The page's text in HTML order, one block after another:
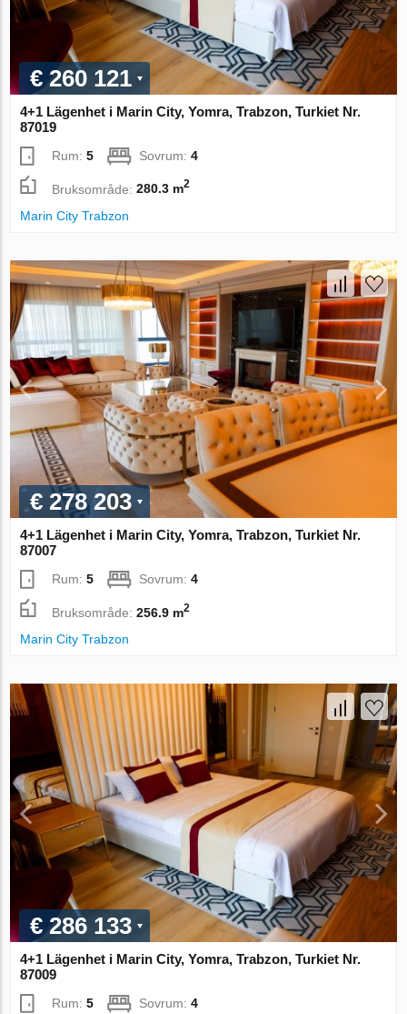
€ 260 121
4+1 Lägenhet i Marin City, Yomra, Trabzon, Turkiet Nr.
87019
Rum:5 Sovrum:4
Bruksområde:280.3 m2
Marin City Trabzon
€ 278 203
4+1 Lägenhet i Marin City, Yomra, Trabzon, Turkiet Nr.
87007
Rum:5 Sovrum:4
Bruksområde:256.9 m2
Marin City Trabzon
€ 286 133
4+1 Lägenhet i Marin City, Yomra, Trabzon, Turkiet Nr.
87009
Rum:5 Sovrum:4